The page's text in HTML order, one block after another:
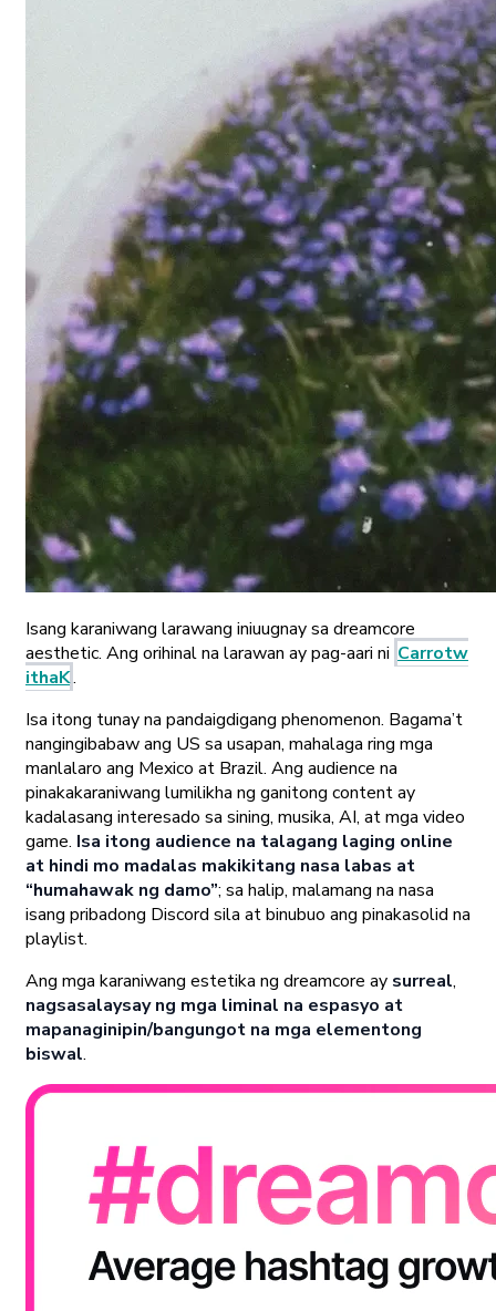
Isang karaniwang larawang iniuugnay sa dreamcore
aesthetic. Ang orihinal na larawan ay pag-aari ni Carrotw
ithaK.
Isa itong tunay na pandaigdigang phenomenon. Bagama’t
nangingibabaw ang US sa usapan, mahalaga ring mga
manlalaro ang Mexico at Brazil. Ang audience na
pinakakaraniwang lumilikha ng ganitong content ay
kadalasang interesado sa sining, musika, AI, at mga video
game. Isa itong audience na talagang laging online
at hindi mo madalas makikitang nasa labas at
“humahawak ng damo”; sa halip, malamang na nasa
isang pribadong Discord sila at binubuo ang pinakasolid na
playlist.
Ang mga karaniwang estetika ng dreamcore ay surreal,
nagsasalaysay ng mga liminal na espasyo at
mapanaginipin/bangungot na mga elementong
biswal.